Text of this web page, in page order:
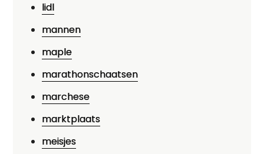
lidl
mannen
maple
marathonschaatsen
marchese
marktplaats
meisjes